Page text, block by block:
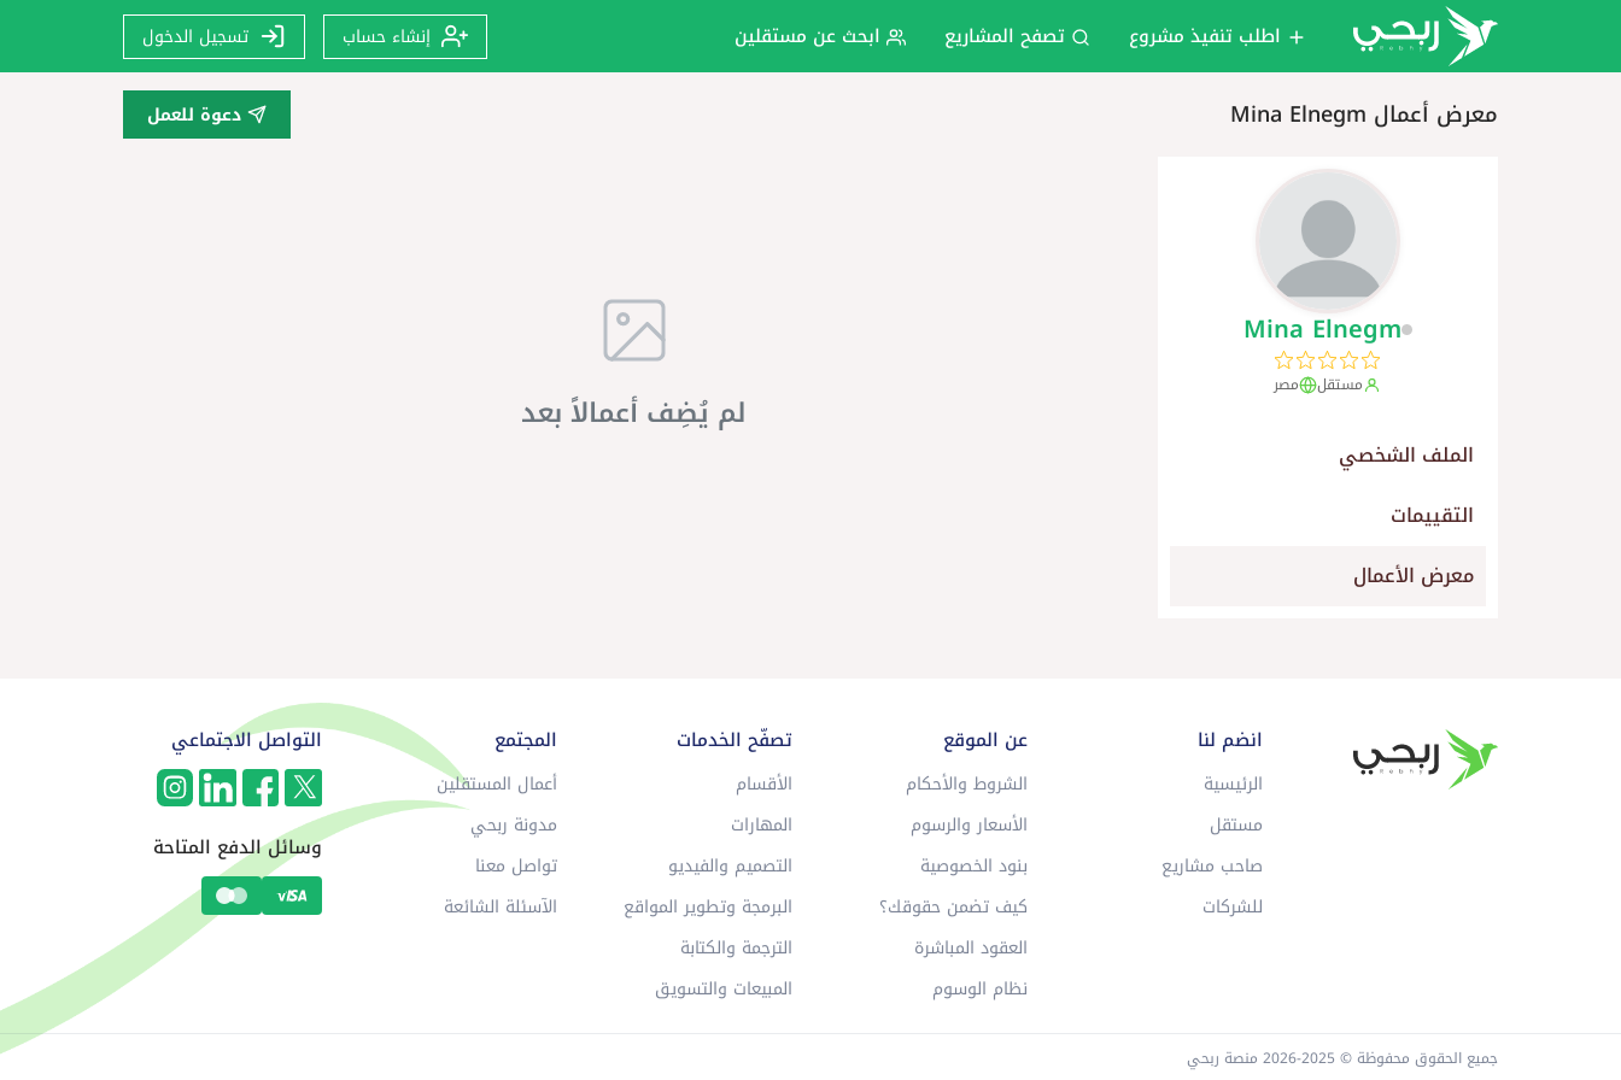
اطلب تنفيذ مشروع تصفح المشاريع ابحث عن مستقلين إنشاء حساب تسجيل الدخول
معرض أعمال Mina Elnegm دعوة للعمل
Mina Elnegm
مستقل مصر
الملف الشخصي
التقييمات
معرض الأعمال
لم يُضِف أعمالاً بعد
انضم لنا
الرئيسية
مستقل
صاحب مشاريع
للشركات
عن الموقع
الشروط والأحكام
الأسعار والرسوم
بنود الخصوصية
كيف تضمن حقوقك؟
العقود المباشرة
نظام الوسوم
تصفّح الخدمات
الأقسام
المهارات
التصميم والفيديو
البرمجة وتطوير المواقع
الترجمة والكتابة
المبيعات والتسويق
المجتمع
أعمال المستقلين
مدونة ربحي
تواصل معنا
الآسئلة الشائعة
التواصل الاجتماعي
وسائل الدفع المتاحة
جميع الحقوق محفوظة © 2025-2026 منصة ربحي